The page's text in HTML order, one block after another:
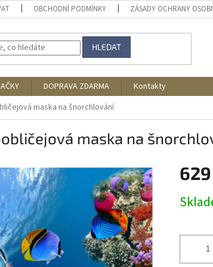
OBCHODNÍ PODMÍNKY ZÁSADY OCHRANY
HLEDAT
DOPRAVA ZDARMA
Kontakty
maska na šnorchlování
maska na
cena: